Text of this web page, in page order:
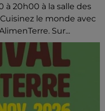
à 20h00 à la salle des
le monde avec
Sur...